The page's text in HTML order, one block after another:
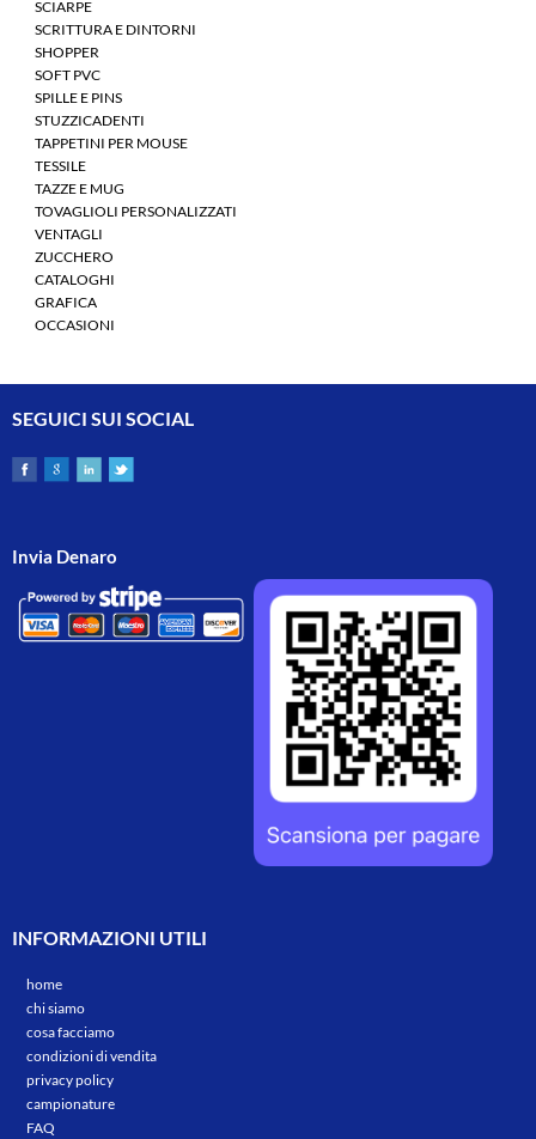
SCIARPE
SCRITTURA E DINTORNI
SHOPPER
SOFT PVC
SPILLE E PINS
STUZZICADENTI
TAPPETINI PER MOUSE
TESSILE
TAZZE E MUG
TOVAGLIOLI PERSONALIZZATI
VENTAGLI
ZUCCHERO
CATALOGHI
GRAFICA
OCCASIONI
SEGUICI SUI SOCIAL
Invia Denaro
INFORMAZIONI UTILI
home
chi siamo
cosa facciamo
condizioni di vendita
privacy policy
campionature
FAQ